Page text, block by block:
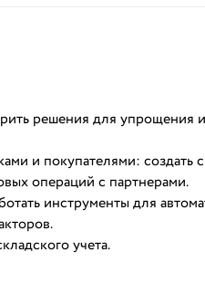
решения для упрощения
и покупателями:
операций с партнерами.
инструменты для
учета.